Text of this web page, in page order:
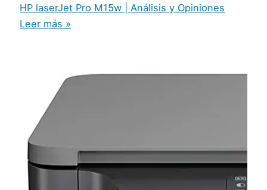
HP laserJet Pro M15w | Análisis y Opiniones
Leer más »